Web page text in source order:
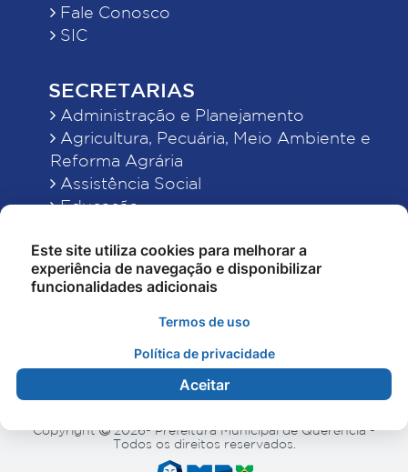
Fale Conosco
SIC
SECRETARIAS
Administração e Planejamento
Agricultura, Pecuária, Meio Ambiente e
Reforma Agrária
Assistência Social
Educação
Finanças
Indústria, Comércio, Turismo, Ciência e
Tecnologia
Obras Públicas, Estradas e Rodagens
Saúde
Copyright
2026- Prefeitura Municipal de Querência -
Todos os direitos reservados.
Este site utiliza cookies para melhorar a
experiência de navegação e disponibilizar
funcionalidades adicionais
Termos de uso
Política de privacidade
Aceitar